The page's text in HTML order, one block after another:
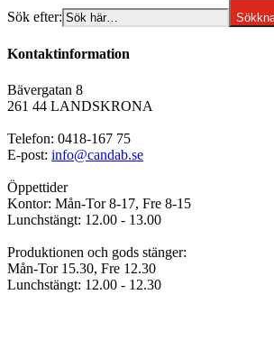
Sök efter:
Kontaktinformation
Bävergatan 8
261 44 LANDSKRONA
Telefon: 0418-167 75
E-post: info@candab.se
Öppettider
Kontor: Mån-Tor 8-17, Fre 8-15
Lunchstängt: 12.00 - 13.00
Produktionen och gods stänger:
Mån-Tor 15.30, Fre 12.30
Lunchstängt: 12.00 - 12.30